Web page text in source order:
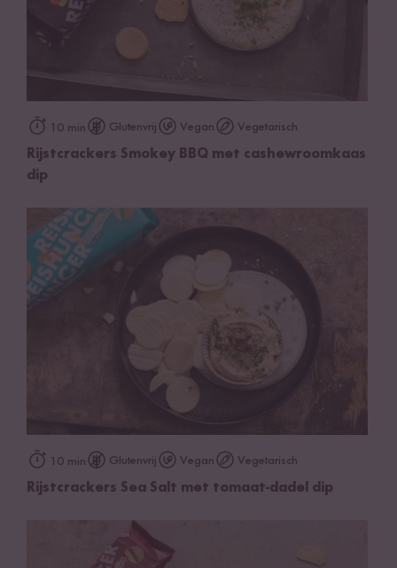
10 min Glutenvrij Vegan Vegetarisch
Rijstcrackers Smokey BBQ met cashewroomkaas
dip
10 min Glutenvrij Vegan Vegetarisch
Rijstcrackers Sea Salt met tomaat-dadel dip